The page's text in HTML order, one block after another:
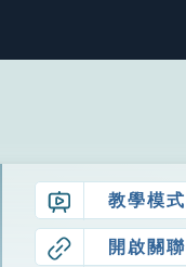
教學模式
開啟關聯